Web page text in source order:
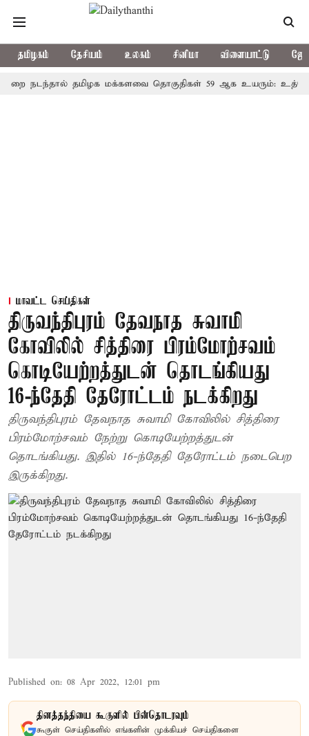
தமிழகம் தேசியம் உலகம் சினிமா விளையாட்டு
நடந்தால் தமிழக மக்களவை தொகுதிகள் 59 ஆக உயரும்: உத்தேச
மாவட்ட செய்திகள்
திருவந்திபுரம் தேவநாத சுவாமி
கோவிலில் சித்திரை பிரம்மோற்சவம்
கொடியேற்றத்துடன் தொடங்கியது
16-ந்தேதி தேரோட்டம் நடக்கிறது
திருவந்திபுரம் தேவநாத சுவாமி கோவிலில் சித்திரை
பிரம்மோற்சவம் நேற்று கொடியேற்றத்துடன்
தொடங்கியது. இதில் 16-ந்தேதி தேரோட்டம் நடைபெற
இருக்கிறது.
Published on: 08 Apr 2022, 12:01 pm
தினத்தந்தியை கூகுளில் பின்தொடரவும்
கூகுள் செய்திகளில் எங்களின் முக்கியச் செய்திகளை